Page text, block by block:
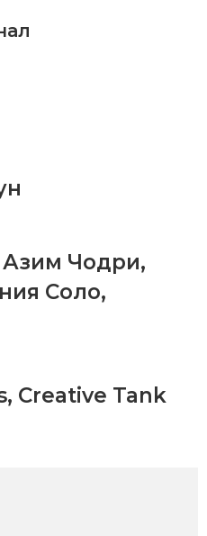
Азим Чодри,
Соло,
, Creative Tank